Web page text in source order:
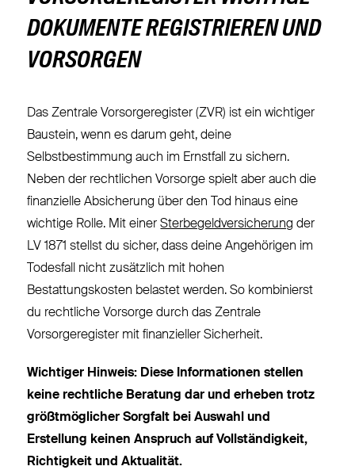
DOKUMENTE REGISTRIEREN UND
VORSORGEN
Das Zentrale Vorsorgeregister (ZVR) ist ein wichtiger
Baustein, wenn es darum geht, deine
Selbstbestimmung auch im Ernstfall zu sichern.
Neben der rechtlichen Vorsorge spielt aber auch die
finanzielle Absicherung über den Tod hinaus eine
wichtige Rolle. Mit einerSterbegeldversicherung der
LV 1871 stellst du sicher, dass deine Angehörigen im
Todesfall nicht zusätzlich mit hohen
Bestattungskosten belastet werden. So kombinierst
du rechtliche Vorsorge durch das Zentrale
Vorsorgeregister mit finanzieller Sicherheit.
Wichtiger Hinweis: Diese Informationen stellen
keine rechtliche Beratung dar und erheben trotz
größtmöglicher Sorgfalt bei Auswahl und
Erstellung keinen Anspruch auf Vollständigkeit,
Richtigkeit und Aktualität.